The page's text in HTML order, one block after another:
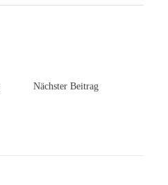
Nächster Beitrag